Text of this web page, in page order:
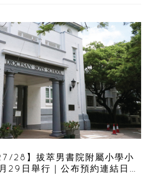
28】拔萃男書院附屬小學小
29日舉行｜公布預約連結日期